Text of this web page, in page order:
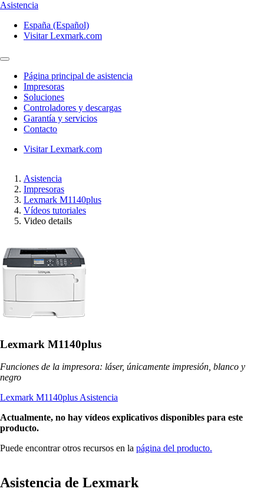
Asistencia
España (Español)
Visitar Lexmark.com
Página principal de asistencia
Impresoras
Soluciones
Controladores y descargas
Garantía y servicios
Contacto
Visitar Lexmark.com
Asistencia
Impresoras
Lexmark M1140plus
Vídeos tutoriales
Video details
Lexmark M1140plus
Funciones de la impresora: láser, únicamente impresión, blanco y
negro
Lexmark M1140plus Asistencia
Actualmente, no hay vídeos explicativos disponibles para este
producto.
Puede encontrar otros recursos en la página del producto.
Asistencia de Lexmark